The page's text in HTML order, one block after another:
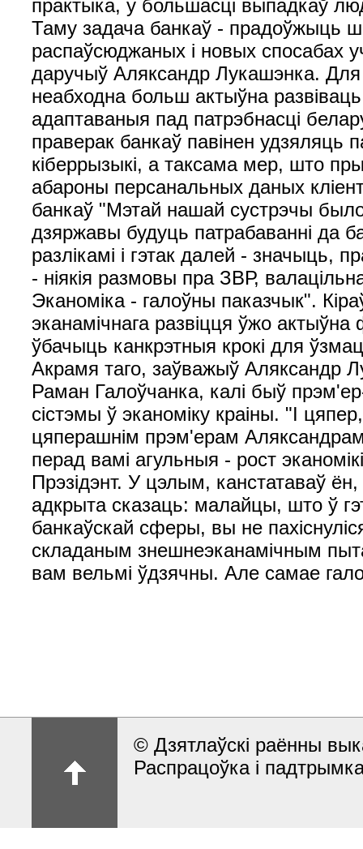
© Дзятлаўскі раённы
Распрацоўка і